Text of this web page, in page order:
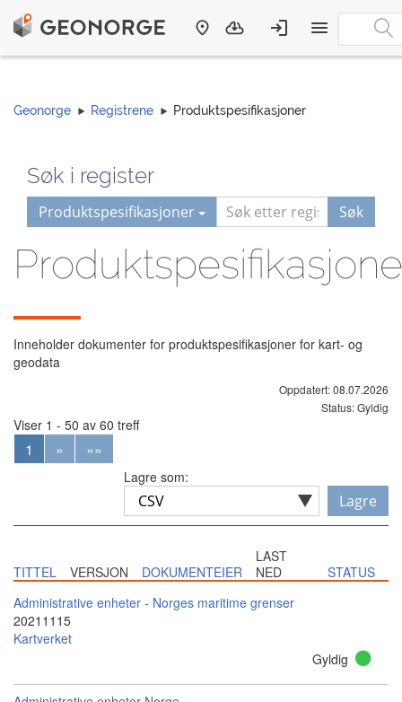
Geonorge Registrene Produktspesifikasjoner
Søk i register
Produktspesifikasjoner Søk
Inneholder dokumenter for produktspesifikasjoner for kart- og
geodata
Oppdatert: 08.07.2026
Status: Gyldig
Viser 1 - 50 av 60 treff
1 » »»
Lagre som:
Lagre
TITTEL VERSJON DOKUMENTEIER
LAST
NED
STATUS
Administrative enheter - Norges maritime grenser
20211115
Kartverket
Gyldig